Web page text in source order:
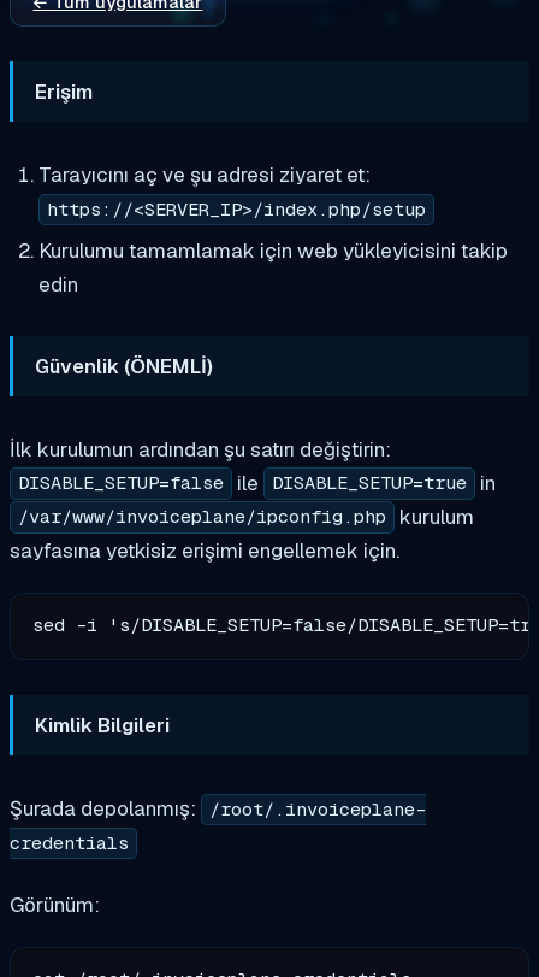
Erişim
Tarayıcını aç ve şu adresi ziyaret et:
https://<SERVER_IP>/index.php/setup
Kurulumu tamamlamak için web yükleyicisini takip
edin
Güvenlik (ÖNEMLİ)
İlk kurulumun ardından şu satırı değiştirin:
DISABLE_SETUP=false ile DISABLE_SETUP=true in
/var/www/invoiceplane/ipconfig.php
kurulum
sayfasına yetkisiz erişimi engellemek için.
Kimlik Bilgileri
Şurada depolanmış:
/root/.invoiceplane-
credentials
Görünüm: